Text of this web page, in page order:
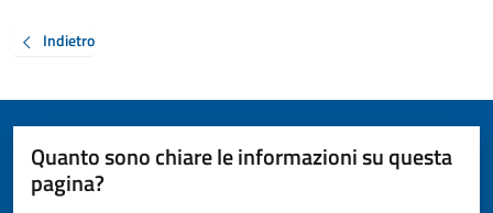
Indietro
Quanto sono chiare le informazioni su questa
pagina?